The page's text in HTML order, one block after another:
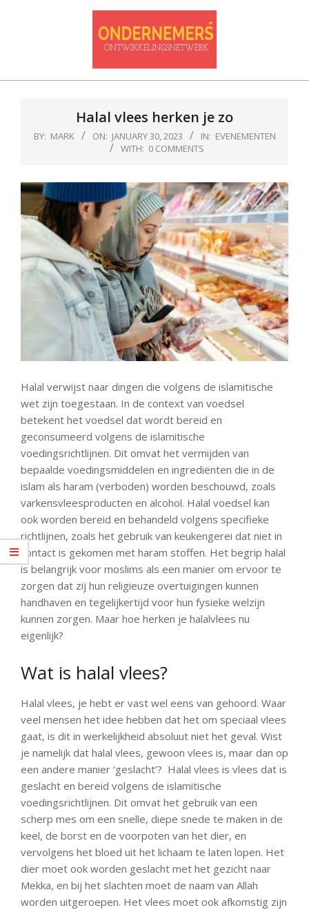
Halal vlees herken je zo
BY: MARK ON: JANUARY 30, 2023 IN: EVENEMENTEN
WITH: 0 COMMENTS
Halal verwijst naar dingen die volgens de islamitische
wet zijn toegestaan. In de context van voedsel
betekent het voedsel dat wordt bereid en
geconsumeerd volgens de islamitische
voedingsrichtlijnen. Dit omvat het vermijden van
bepaalde voedingsmiddelen en ingrediënten die in de
islam als haram (verboden) worden beschouwd, zoals
varkensvleesproducten en alcohol. Halal voedsel kan
ook worden bereid en behandeld volgens specifieke
richtlijnen, zoals het gebruik van keukengerei dat niet in
contact is gekomen met haram stoffen. Het begrip halal
is belangrijk voor moslims als een manier om ervoor te
zorgen dat zij hun religieuze overtuigingen kunnen
handhaven en tegelijkertijd voor hun fysieke welzijn
kunnen zorgen. Maar hoe herken je halalvlees nu
eigenlijk?
Wat is halal vlees?
Halal vlees, je hebt er vast wel eens van gehoord. Waar
veel mensen het idee hebben dat het om speciaal vlees
gaat, is dit in werkelijkheid absoluut niet het geval. Wist
je namelijk dat halal vlees, gewoon vlees is, maar dan op
een andere manier ‘geslacht’? Halal vlees is vlees dat is
geslacht en bereid volgens de islamitische
voedingsrichtlijnen. Dit omvat het gebruik van een
scherp mes om een snelle, diepe snede te maken in de
keel, de borst en de voorpoten van het dier, en
vervolgens het bloed uit het lichaam te laten lopen. Het
dier moet ook worden geslacht met het gezicht naar
Mekka, en bij het slachten moet de naam van Allah
worden uitgeroepen. Het vlees moet ook afkomstig zijn